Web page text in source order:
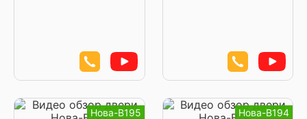
Нова-В195 Нова-В194